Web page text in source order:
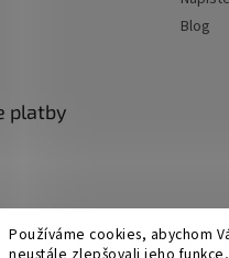
Používáme cookies, abychom
Blog
platby